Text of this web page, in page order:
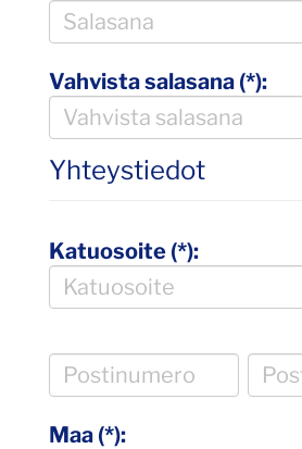
Vahvista salasana (*):
Yhteystiedot
Katuosoite (*):
Maa (*):